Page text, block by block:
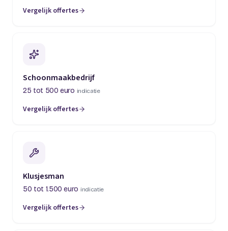
Vergelijk offertes
(opent in een nieuw tabblad)
Schoonmaakbedrijf
25 tot 500 euro indicatie
Vergelijk offertes
(opent in een nieuw tabblad)
Klusjesman
50 tot 1.500 euro indicatie
Vergelijk offertes
(opent in een nieuw tabblad)